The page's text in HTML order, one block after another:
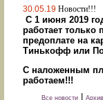
30.05.19 Новости!!!
С 1 июня 2019
работает только
предоплате на
Тинькофф или
С наложенным
работаем!!!
Все новости Архив